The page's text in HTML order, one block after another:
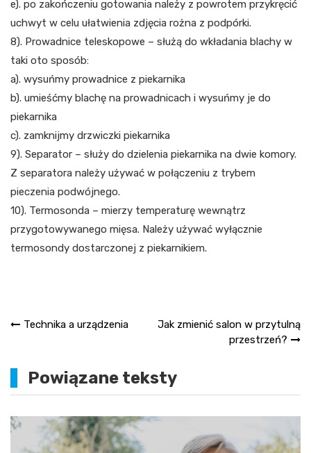
e). po zakończeniu gotowania należy z powrotem przykręcić
uchwyt w celu ułatwienia zdjęcia rożna z podpórki.
8). Prowadnice teleskopowe – służą do wkładania blachy w
taki oto sposób:
a). wysuńmy prowadnice z piekarnika
b). umieśćmy blachę na prowadnicach i wysuńmy je do
piekarnika
c). zamknijmy drzwiczki piekarnika
9). Separator – służy do dzielenia piekarnika na dwie komory.
Z separatora należy używać w połączeniu z trybem
pieczenia podwójnego.
10). Termosonda – mierzy temperaturę wewnątrz
przygotowywanego mięsa. Należy używać wyłącznie
termosondy dostarczonej z piekarnikiem.
Nawigacja
Technika a urządzenia
Jak zmienić salon w przytulną
przestrzeń?
Powiązane teksty